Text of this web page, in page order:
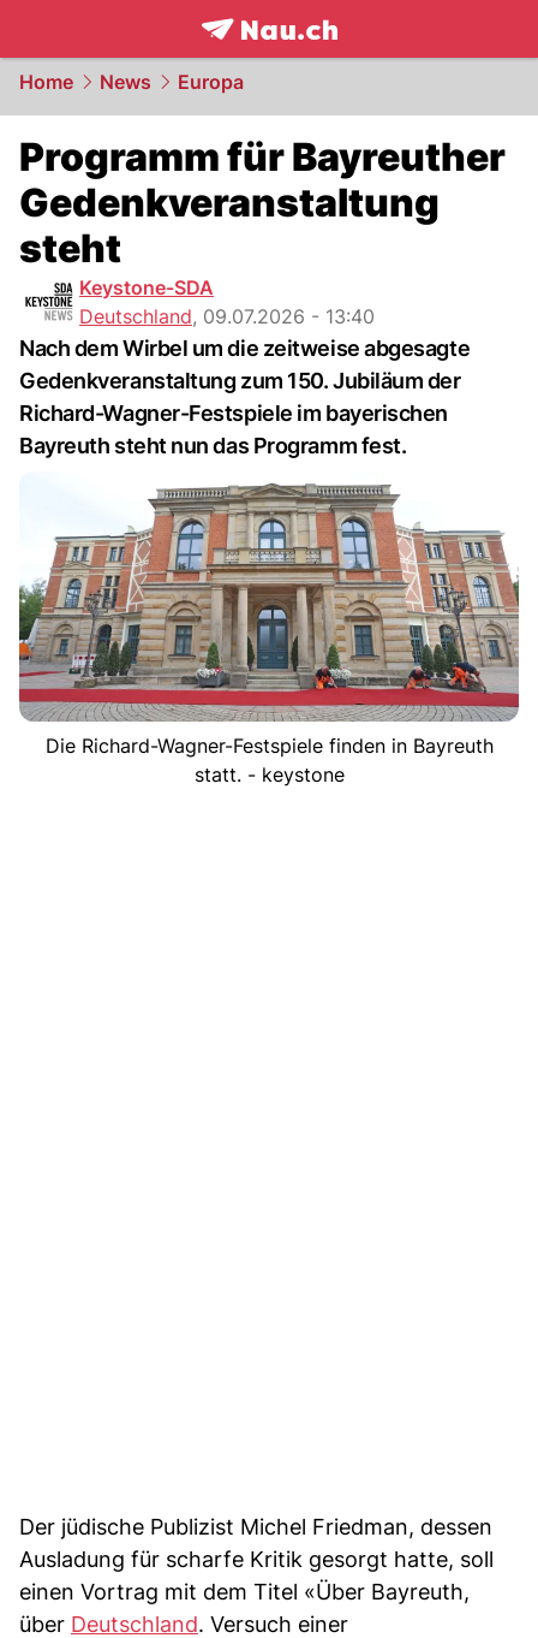
frontpage.NAU.ch
Home News Europa
Programm für Bayreuther
Gedenkveranstaltung
steht
Keystone-SDA
Deutschland, 09.07.2026 - 13:40
Nach dem Wirbel um die zeitweise abgesagte
Gedenkveranstaltung zum 150. Jubiläum der
Richard-Wagner-Festspiele im bayerischen
Bayreuth steht nun das Programm fest.
Die Richard-Wagner-Festspiele finden in Bayreuth
statt. - keystone
Der jüdische Publizist Michel Friedman, dessen
Ausladung für scharfe Kritik gesorgt hatte, soll
einen Vortrag mit dem Titel «Über Bayreuth,
über Deutschland. Versuch einer